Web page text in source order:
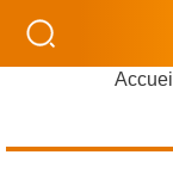
Accueil